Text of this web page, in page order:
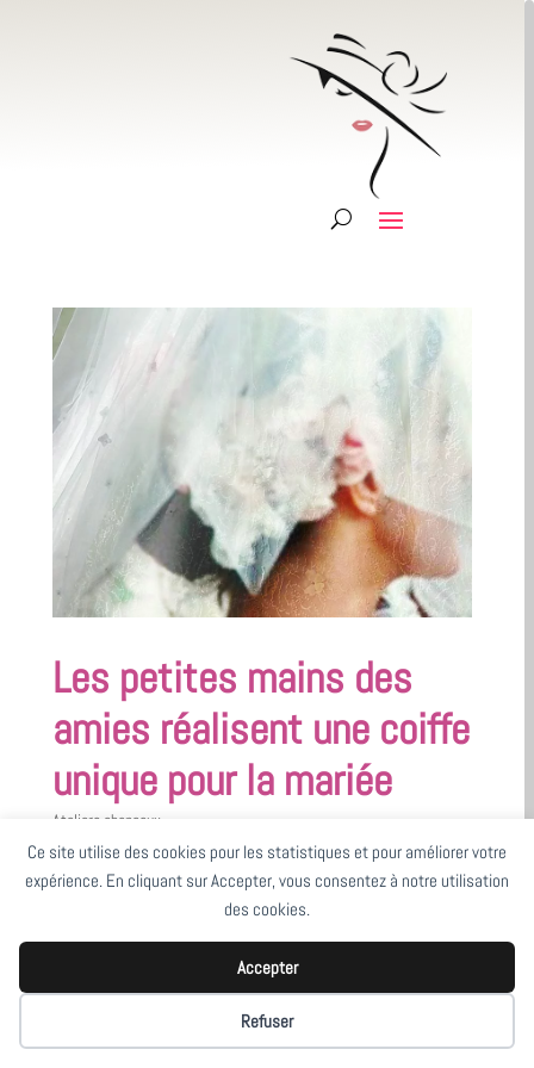
Ce site utilise des cookies pour les statistiques et pour améliorer votre
expérience. En cliquant sur Accepter, vous consentez à notre utilisation
des cookies.
Accepter
Refuser
Les petites mains des
amies réalisent une coiffe
unique pour la mariée
Ateliers chapeaux